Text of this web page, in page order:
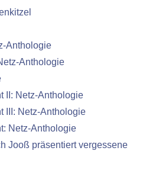
Anthologie
Anthologie
II: Netz-Anthologie
III: Netz-Anthologie
Netz-Anthologie
Jooß präsentiert vergessene